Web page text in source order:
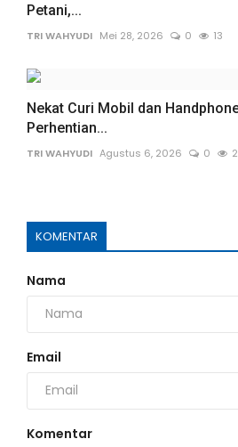
Petani,...
TRI WAHYUDI Mei 28, 2026 0 13
Nekat Curi Mobil dan
Perhentian...
TRI WAHYUDI Agustus 6, 2026 0
KOMENTAR
Nama
Email
Komentar